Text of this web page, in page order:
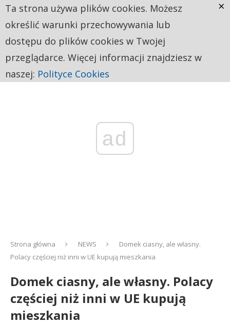
ad
Strona główna NEWS
Domek ciasny, ale własny.
Polacy częściej niż inni w UE kupują mieszkania
Domek ciasny, ale własny. Polacy
częściej niż inni w UE kupują
mieszkania
Ta strona używa plików cookies. Możesz
określić warunki przechowywania lub
dostępu do plików cookies w Twojej
przeglądarce. Więcej informacji znajdziesz w
naszej: Polityce Cookies
×